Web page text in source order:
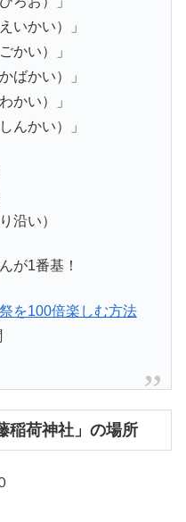
いかい）」
かい）」
ばかい）」
かい）」
んかい）」
沿い）
が1番基！
を100倍楽しむ方法
稲荷神社」の場所